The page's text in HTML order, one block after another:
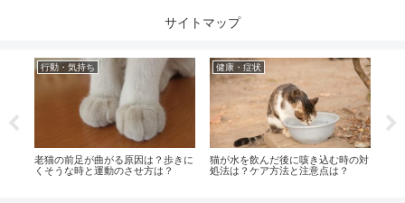
サイトマップ
行動・気持ち
老猫の前足が曲がる原因は？歩きに
くそうな時と運動のさせ方は？
健康・症状
猫が水を飲んだ後に咳き込む時の対
処法は？ケア方法と注意点は？